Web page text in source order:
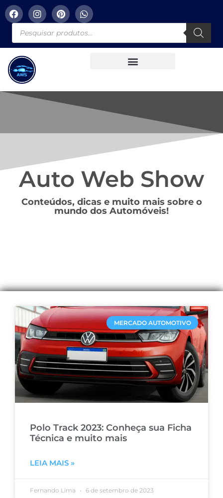
Auto Web Show
Conteúdos, dicas e muito mais sobre o
mundo dos Automóveis!
MERCADO AUTOMOTIVO
Polo Track 2023: Conheça sua Ficha
Técnica e muito mais
LEIA MAIS »
Fernando Lima 6 de setembro de 2023